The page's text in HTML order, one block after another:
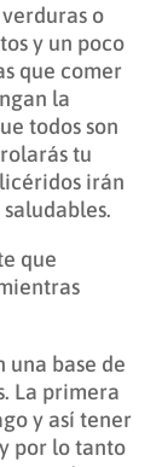
o
y un poco
que comer
la
todos son
tu
irán
que
una base de
La primera
y así tener
por lo tanto